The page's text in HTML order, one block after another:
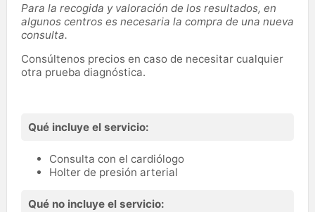
Para la recogida y valoración de los resultados, en
algunos centros es necesaria la compra de una nueva
consulta.
Consúltenos precios en caso de necesitar cualquier
otra prueba diagnóstica.
Qué incluye el servicio:
Consulta con el cardiólogo
Holter de presión arterial
Qué no incluye el servicio: